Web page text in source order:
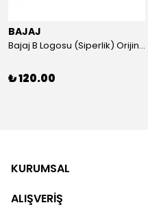
BAJAJ
Bajaj B Logosu (Siperlik) Orijinal
₺ 120.00
KURUMSAL
ALIŞVERİŞ